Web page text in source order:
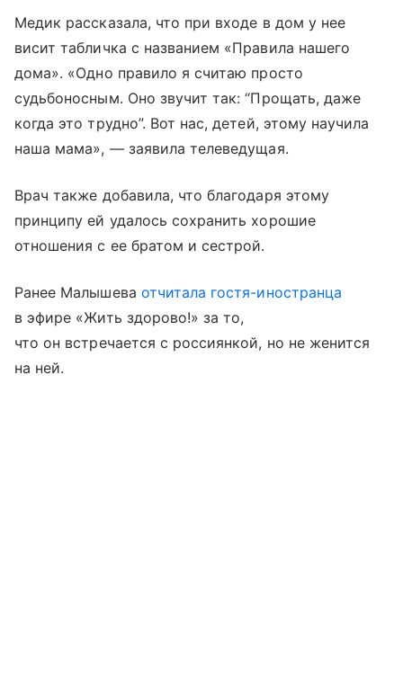
Медик рассказала, что при входе в дом у нее
висит табличка с названием «Правила нашего
дома». «Одно правило я считаю просто
судьбоносным. Оно звучит так: “Прощать, даже
когда это трудно”. Вот нас, детей, этому научила
наша мама», — заявила телеведущая.
Врач также добавила, что благодаря этому
принципу ей удалось сохранить хорошие
отношения с ее братом и сестрой.
Ранее Малышева отчитала гостя-иностранца
в эфире «Жить здорово!» за то,
что он встречается с россиянкой, но не женится
на ней.